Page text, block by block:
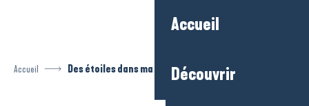
Accueil
Découvrir
Accueil Des étoiles dans ma cocotte